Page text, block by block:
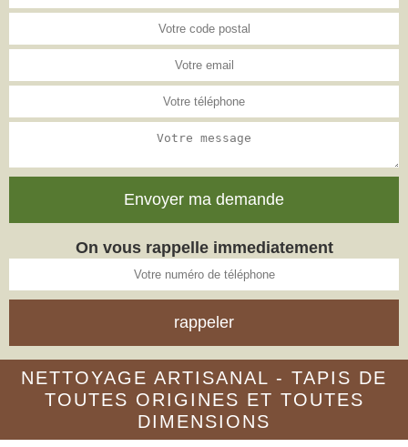
On vous rappelle immediatement
NETTOYAGE ARTISANAL - TAPIS DE
TOUTES ORIGINES ET TOUTES
DIMENSIONS